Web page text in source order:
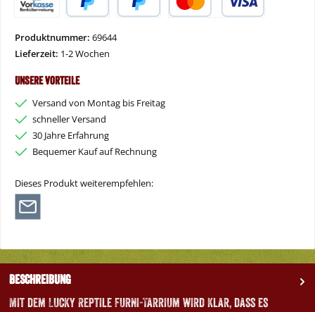
Produktnummer: 69644
Lieferzeit: 1-2 Wochen
Unsere Vorteile
Versand von Montag bis Freitag
schneller Versand
30 Jahre Erfahrung
Bequemer Kauf auf Rechnung
Dieses Produkt weiterempfehlen:
Beschreibung
Mit dem Lucky Reptile Furni-Tarrium wird klar, dass es